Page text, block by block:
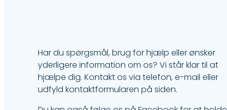
Har du spørgsmål, brug for hjælp eller ønsker
yderligere information om os? Vi står klar til at
hjælpe dig. Kontakt os via telefon, e-mail eller
udfyld kontaktformularen på siden.